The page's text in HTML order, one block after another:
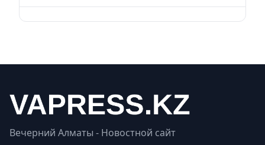
Вечерний Алматы - Новостной сайт